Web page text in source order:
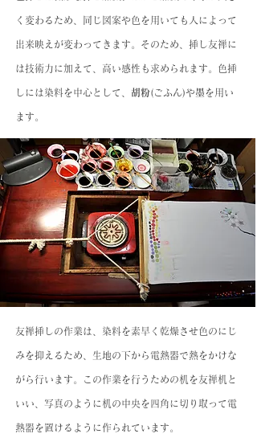
く変わるため、同じ図案や色を用いても人によって
出来映えが変わってきます。そのため、挿し友禅に
は技術力に加えて、高い感性も求められます。色挿
しには染料を中心として、 胡粉(ごふん)や墨を用い
ます。
友禅挿しの作業は、染料を素早く乾燥させ色のにじ
みを抑えるため、生地の下から電熱器で熱をかけな
がら行います。この作業を行うための机を友禅机と
いい、写真のように机の中央を四角に切り取って電
熱器を置けるように作られています。